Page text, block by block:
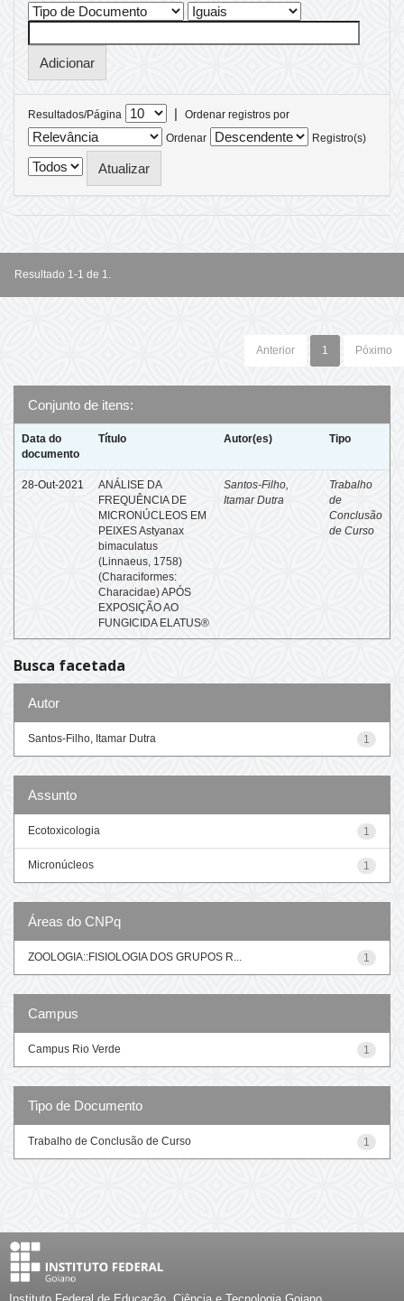
Resultados/Página |
Ordenar registros por
Ordenar
Registro(s)
Resultado 1-1 de 1.
Anterior 1 Póximo
Conjunto de itens:
Data do
documento
Título Autor(es) Tipo
28-Out-2021
ANÁLISE DA
FREQUÊNCIA DE
MICRONÚCLEOS EM
PEIXES Astyanax
bimaculatus
(Linnaeus, 1758)
(Characiformes:
Characidae) APÓS
EXPOSIÇÃO AO
FUNGICIDA ELATUS®
Santos-Filho,
Itamar Dutra
Trabalho
de
Conclusão
de Curso
Busca facetada
Autor
1
Santos-Filho, Itamar Dutra
Assunto
1
Ecotoxicologia
1
Micronúcleos
Áreas do CNPq
1
ZOOLOGIA::FISIOLOGIA DOS GRUPOS R...
Campus
1
Campus Rio Verde
Tipo de Documento
1
Trabalho de Conclusão de Curso
Instituto Federal de Educação, Ciência e Tecnologia Goiano